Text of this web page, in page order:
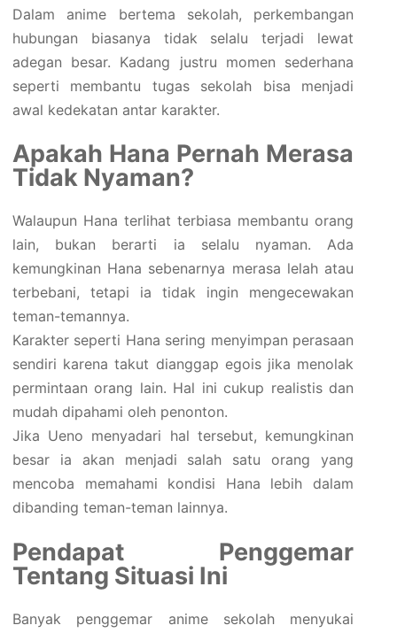
Dalam anime bertema sekolah, perkembangan
hubungan biasanya tidak selalu terjadi lewat
adegan besar. Kadang justru momen sederhana
seperti membantu tugas sekolah bisa menjadi
awal kedekatan antar karakter.
Apakah Hana Pernah Merasa
Tidak Nyaman?
Walaupun Hana terlihat terbiasa membantu orang
lain, bukan berarti ia selalu nyaman. Ada
kemungkinan Hana sebenarnya merasa lelah atau
terbebani, tetapi ia tidak ingin mengecewakan
teman-temannya.
Karakter seperti Hana sering menyimpan perasaan
sendiri karena takut dianggap egois jika menolak
permintaan orang lain. Hal ini cukup realistis dan
mudah dipahami oleh penonton.
Jika Ueno menyadari hal tersebut, kemungkinan
besar ia akan menjadi salah satu orang yang
mencoba memahami kondisi Hana lebih dalam
dibanding teman-teman lainnya.
Pendapat Penggemar
Tentang Situasi Ini
Banyak penggemar anime sekolah menyukai